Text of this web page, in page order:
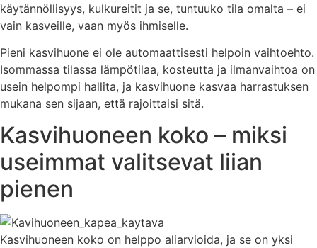
käytännöllisyys, kulkureitit ja se, tuntuuko tila omalta – ei
vain kasveille, vaan myös ihmiselle.
Pieni kasvihuone ei ole automaattisesti helpoin vaihtoehto.
Isommassa tilassa lämpötilaa, kosteutta ja ilmanvaihtoa on
usein helpompi hallita, ja kasvihuone kasvaa harrastuksen
mukana sen sijaan, että rajoittaisi sitä.
Kasvihuoneen koko – miksi
useimmat valitsevat liian
pienen
Kasvihuoneen koko on helppo aliarvioida, ja se on yksi